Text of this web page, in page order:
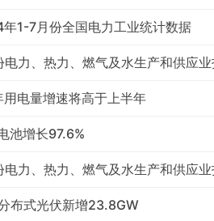
1-7月份全国电力工业统计数据
力、热力、燃气及水生产和供应
电量增速将高于上半年
池增长97.6%
力、热力、燃气及水生产和供应
布式光伏新增23.8GW